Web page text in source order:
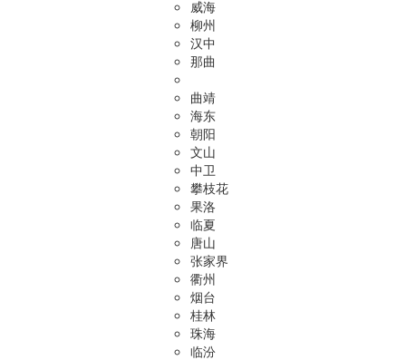
威海
柳州
汉中
那曲
曲靖
海东
朝阳
文山
中卫
攀枝花
果洛
临夏
唐山
张家界
衢州
烟台
桂林
珠海
临汾